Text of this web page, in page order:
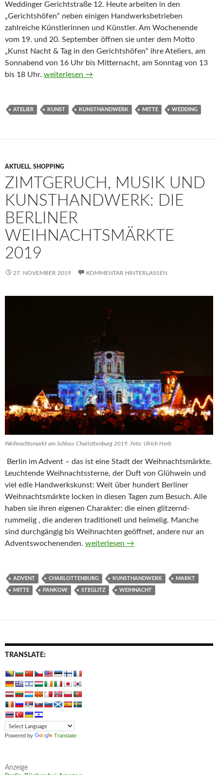
Weddinger Gerichtstraße 12. Heute arbeiten in den
„Gerichtshöfen“ neben einigen Handwerksbetrieben
zahlreiche Künstlerinnen und Künstler. Am Wochenende
vom 19. und 20. September öffnen sie unter dem Motto
„Kunst Nacht & Tag in den Gerichtshöfen“ ihre Ateliers, am
Sonnabend von 16 Uhr bis Mitternacht, am Sonntag von 13
bis 18 Uhr. „Kunst Nacht & Tag“ in den Gerichtshöfen
weiterlesen →
ATELIER KUNST KUNSTHANDWERK MITTE WEDDING
AKTUELL, SHOPPING
ZIMTGERUCH, MUSIK UND
KUNSTHANDWERK: DIE
BERLINER
WEIHNACHTSMÄRKTE
2019
27. NOVEMBER 2019 KOMMENTAR HINTERLASSEN
Weihnachtsmarkt am Schloss Charlottenburg 2019. Foto: Ulrich Horb
Berlin im Advent – das ist eine Stadt der Weihnachtsmärkte.
Leuchtende Weihnachtssterne, der Duft von Glühwein und
viel edle Handwerkskunst: Weit über hundert Berliner
Weihnachtsmärkte locken in diesen Tagen zum Besuch. Alle
haben sie ihren eigenen Charakter: die einen glitzernd-
rummelig , die anderen traditionell und heimelig. Manche
sind durchgängig bis Weihnachten geöffnet, andere nur an
Adventswochenenden. Zimtgeruch, Musik und
weiterlesen →
ADVENT CHARLOTTENBURG KUNSTHANDWERK MARKT
MITTE PANKOW STEGLITZ WEIHNACHT
TRANSLATE:
Powered by Translate
Anzeige